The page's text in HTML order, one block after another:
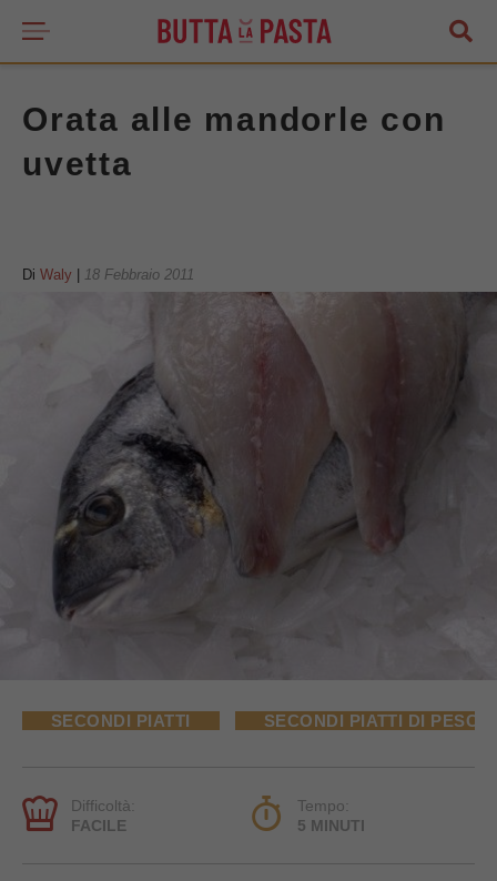
Orata alle mandorle con
uvetta
Di Waly 18 Febbraio 2011
SECONDI PIATTI SECONDI PIATTI DI PESCE
Difficoltà:
FACILE
Tempo:
5 MINUTI